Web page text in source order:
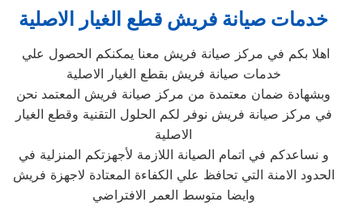
خدمات صيانة فريش قطع الغيار الاصلية
خدمات صيانة فريش بقطع الغيار الاصلية
وبشهادة ضمان معتمدة من مركز صيانة فريش المعتمد نحن
في مركز صيانة فريش نوفر لكم الحلول التقنية وقطع الغيار
الاصلية
و نساعدكم في اتمام الصيانة اللازمة لأجهزتكم المنزلية في
الحدود الامنة التي تحافظ علي الكفاءة المعتادة لاجهزة فريش
وايضا متوسط العمر الافتراضي